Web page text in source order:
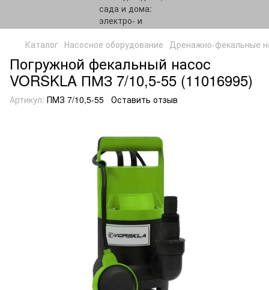
Каталог Насосное оборудование Дренажно-фекальные
Погружной фекальный насос
VORSKLA ПМЗ 7/10,5-55 (11016995)
Артикул: ПМЗ 7/10,5-55 Оставить отзыв